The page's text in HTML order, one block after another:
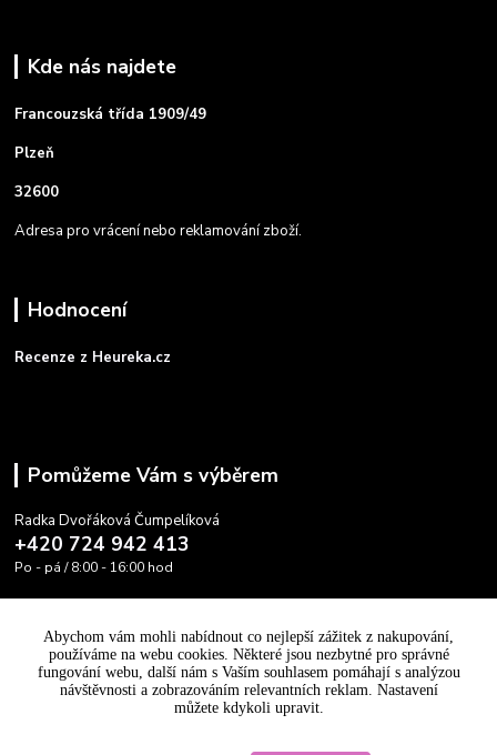
Kde nás najdete
Francouzská třída 1909/49
Plzeň
32600
Adresa pro vrácení nebo reklamování zboží.
Hodnocení
Recenze z Heureka.cz
Pomůžeme Vám s výběrem
Radka Dvořáková Čumpelíková
+420 724 942 413
Po - pá / 8:00 - 16:00 hod
Abychom vám mohli nabídnout co nejlepší zážitek z nakupování,
používáme na webu cookies. Některé jsou nezbytné pro správné
fungování webu, další nám s Vaším souhlasem pomáhají s analýzou
návštěvnosti a zobrazováním relevantních reklam. Nastavení
můžete kdykoli upravit.